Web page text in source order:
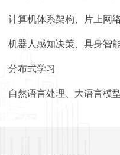
计算机体系架构、片上网
机器人感知决策、具身智
分布式学习
自然语言处理、大语言模